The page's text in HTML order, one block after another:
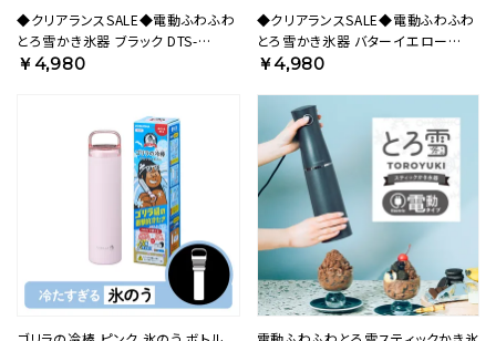
◆クリアランスSALE◆電動ふわふわ
とろ雪かき氷器 ブラック DTS-
B5BK【HO】
￥4,980
◆クリアランスSALE◆電動ふわふわ
とろ雪かき氷器 バターイエロー
DTS-B5MYL【HO】
￥4,980